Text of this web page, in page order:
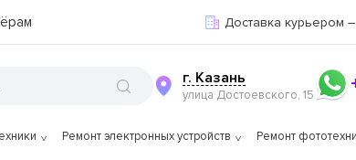
Доставка курьером
г. Казань
улица Достоевского, 15
Ремонт электронных устройств Ремонт